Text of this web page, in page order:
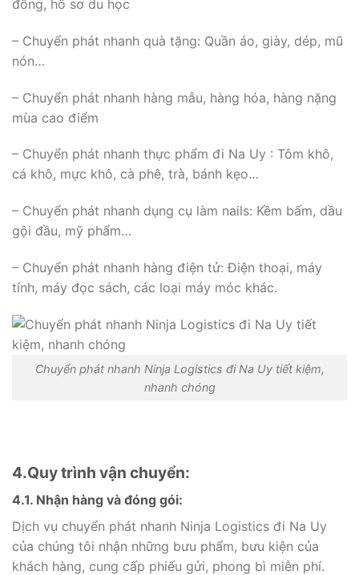
đồng, hồ sơ du học
– Chuyển phát nhanh quà tặng: Quần áo, giày, dép, mũ
nón…
– Chuyển phát nhanh hàng mẫu, hàng hóa, hàng nặng
mùa cao điểm
– Chuyển phát nhanh thực phẩm đi Na Uy : Tôm khô,
cá khô, mực khô, cà phê, trà, bánh kẹo…
– Chuyển phát nhanh dụng cụ làm nails: Kềm bấm, dầu
gội đầu, mỹ phẩm…
– Chuyển phát nhanh hàng điện tử: Điện thoại, máy
tính, máy đọc sách, các loại máy móc khác.
Chuyển phát nhanh Ninja Logistics đi Na Uy tiết kiệm,
nhanh chóng
4.Quy trình vận chuyển:
4.1. Nhận hàng và đóng gói:
Dịch vụ chuyển phát nhanh Ninja Logistics đi Na Uy
của chúng tôi nhận những bưu phẩm, bưu kiện của
khách hàng, cung cấp phiếu gửi, phong bì miễn phí.